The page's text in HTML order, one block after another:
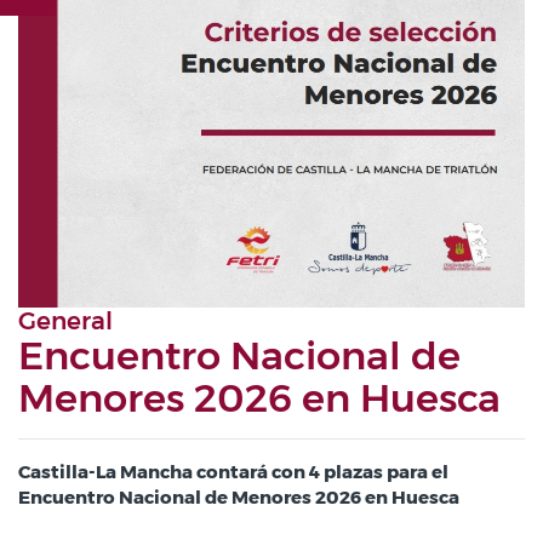
General
Encuentro Nacional de
Menores 2026 en Huesca
Castilla-La Mancha contará con 4 plazas para el
Encuentro Nacional de Menores 2026 en Huesca